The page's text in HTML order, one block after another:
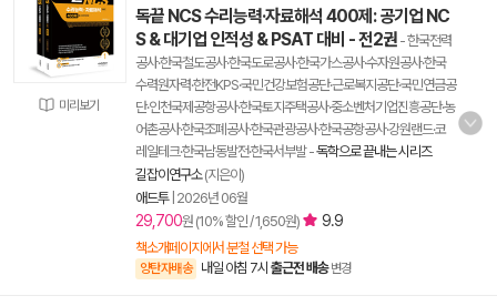
미리보기
독끝 NCS 수리능력·자료해석 400제: 공기업 NC
S & 대기업 인적성 & PSAT 대비 - 전2권 - 한국전력
공사·한국철도공사·한국도로공사·한국가스공사·수자원공사·한국
수력원자력·한전KPS·국민건강보험공단·근로복지공단·국민연금공
단·인천국제공항공사·한국토지주택공사·중소벤처기업진흥공단·농
어촌공사·한국조폐공사·한국관광공사·한국공항공사·강원랜드·코
레일테크·한국남동발전·한국서부발-독학으로 끝내는 시리즈
길잡이연구소(지은이)
애드투| 2026년 06월
29,700원 (10% 할인 / 1,650원) 9.9
책소개페이지에서 분철 선택 가능
양탄자배송 내일 아침 7시 출근전 배송 변경